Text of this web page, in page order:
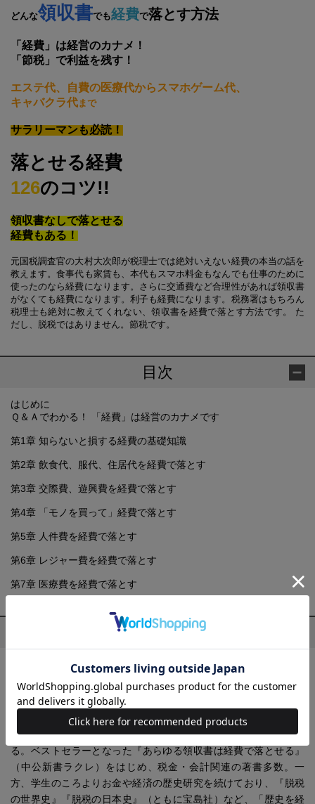
どんな領収書でも経費で落とす方法
「経費」は経営のカナメ！
「節税」で利益を残す！
エステ代、自費の医療代からスマホゲーム代、
キャバクラ代まで
サラリーマンも必読！
落とせる経費
126のコツ!!
領収書なしで落とせる
経費もある！
元国税調査官の大村大次郎が税理士では絶対いえない経費の本当の話を
教えます。食事代も家賃も、本代もスマホ料金もなんでも仕事のために
使ったのなら経費になります。さらに交通費など合理性があれば領収書
がなくても経費になります。利子も経費になります。税務署はもちろん
税理士も絶対に教えてくれない、領収書を経費で落とす方法です。 た
だし、脱税ではありません。節税です。
目次
はじめに
Ｑ＆Ａでわかる！ 「経費」は経営のカナメです
第1章 知らないと損する経費の基礎知識
第2章 飲食代、服代、住居代を経費で落とす
第3章 交際費、遊興費を経費で落とす
第4章 「モノを買って」経費で落とす
第5章 人件費を経費で落とす
第6章 レジャー費を経費で落とす
第7章 医療費を経費で落とす
プロフィール
大村 大次郎(おおむら おおじろう)
元国税調査官。国税局に10年間、主に法人税担当調査官として勤
務。退職後、ビジネス関連を中心としたフリーライターとなる。
単行本執筆、雑誌寄稿、ラジオ出演、『マルサ!!』（フジテレビ
系）や『ナサケの女』（テレビ朝日系）などの監修で活躍してい
る。ベストセラーとなった『あらゆる領収書は経費で落とせる』
（中公新書ラクレ）をはじめ、税金・会計関連の著書多数。一
方、学生のころよりお金や経済の歴史研究を続けており、『脱税
の世界史』『脱税の日本史』（ともに宝島社）など、「歴史を経